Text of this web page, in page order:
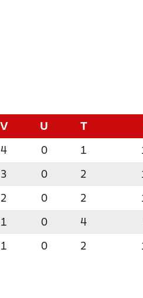
V U T
4 0 1
3 0 2
2 0 2
1 0 4
1 0 2